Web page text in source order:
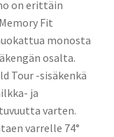
on erittäin
Fit
monosta
osalta.
Tour -sisäkenkä
ja
varten.
varrelle 74°